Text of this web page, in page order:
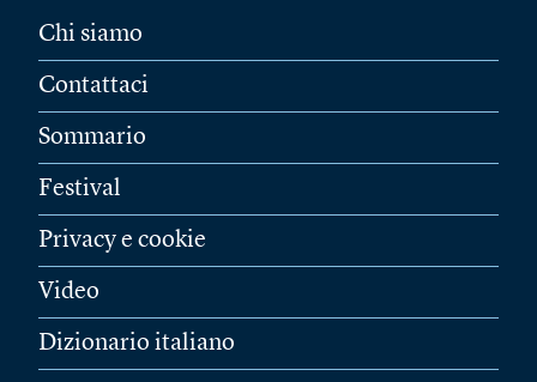
Chi siamo
Contattaci
Sommario
Festival
Privacy e cookie
Video
Dizionario italiano